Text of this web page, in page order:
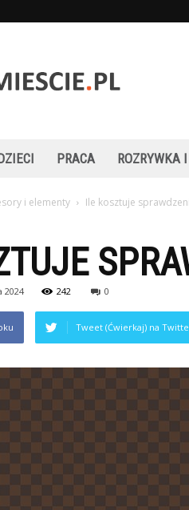
DZIECI PRACA ROZRYWKA
i elementy Ile kosztuje
2024 242 0
Tweet (Ćwierkaj) na